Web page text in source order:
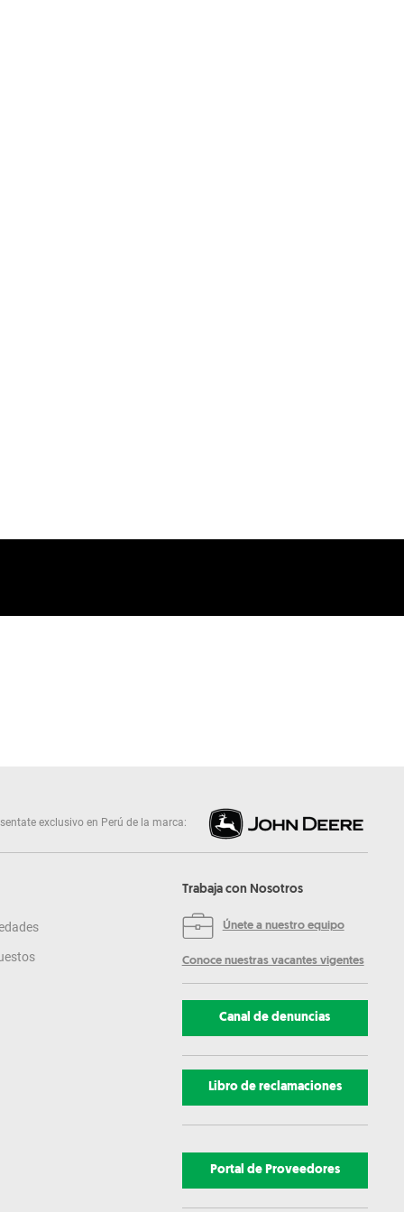
exclusivo en Perú de la marca:
Trabaja con Nosotros
Únete a nuestro equipo
Conoce nuestras vacantes vigentes
Canal de denuncias
Libro de reclamaciones
Portal de Proveedores